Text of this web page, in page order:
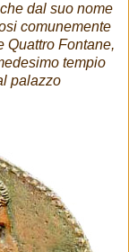
dal suo nome
comunemente
Quattro Fontane,
tempio
palazzo